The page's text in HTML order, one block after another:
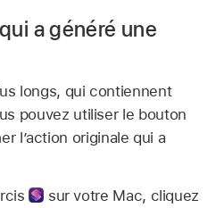
a généré une
longs, qui contiennent
pouvez utiliser le bouton
l’action originale qui a
sur votre Mac, cliquez